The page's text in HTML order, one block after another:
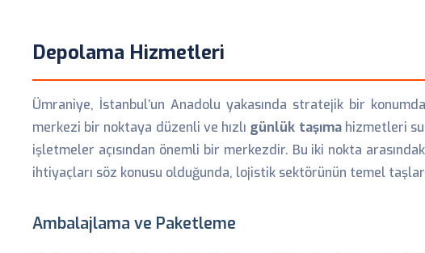
Depolama Hizmetleri
Ümraniye, İstanbul’un Anadolu yakasında stratejik bir
merkezi bir noktaya düzenli ve hızlı günlük taşımahizmetleri
işletmeler açısından önemli bir merkezdir. Bu iki nokta
ihtiyaçları söz konusu olduğunda, lojistik sektörünün temel
Ambalajlama ve Paketleme